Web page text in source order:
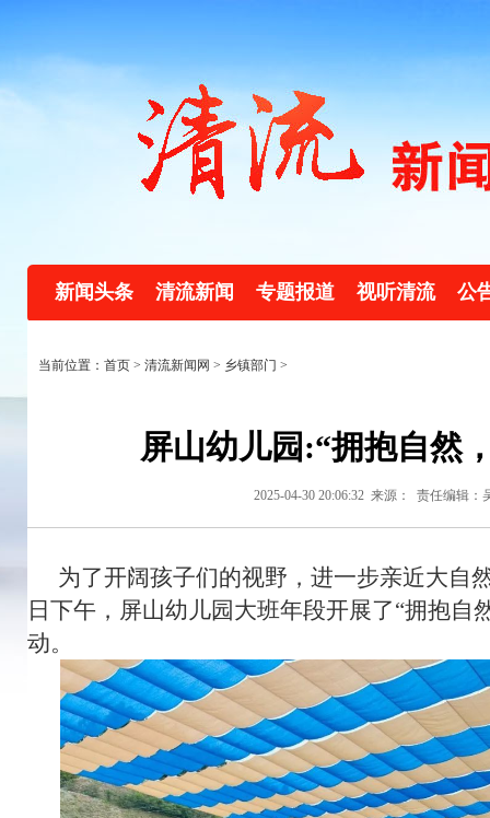
新闻头条 清流新闻 专题报道 视听清流 公
当前位置：首页 > 清流新闻网 > 乡镇部门 >
屏山幼儿园:“拥抱自然
2025-04-30 20:06:32 来源： 责任编辑：
为了开阔孩子们的视野，进一步亲近大自
日下午，屏山幼儿园大班年段开展了“拥抱自
动。